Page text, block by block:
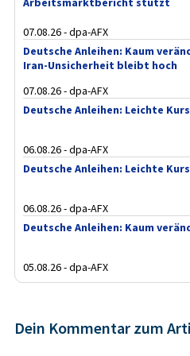
07.08.26 - dpa-AFX
Deutsche Anleihen: Kaum
Iran-Unsicherheit bleibt hoch
07.08.26 - dpa-AFX
Deutsche Anleihen: Leichte
06.08.26 - dpa-AFX
Deutsche Anleihen: Leichte
06.08.26 - dpa-AFX
Deutsche Anleihen: Kaum
05.08.26 - dpa-AFX
Dein Kommentar zum